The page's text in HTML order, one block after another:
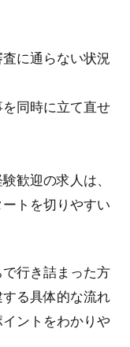
に通らない状況
同時に立て直せ
歓迎の求人は、
トを切りやすい
行き詰まった方
る具体的な流れ
ントをわかりや